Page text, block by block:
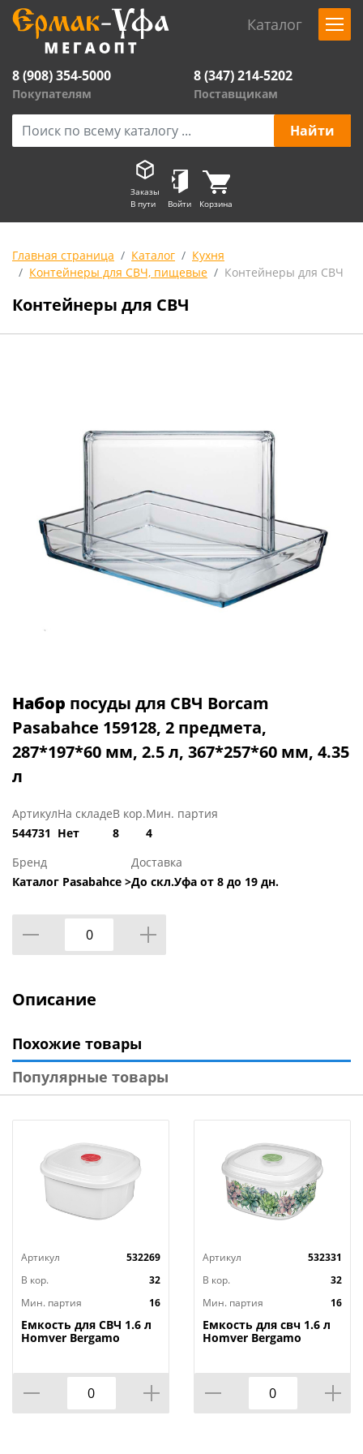
Каталог
8 (908) 354-5000
Покупателям
8 (347) 214-5202
Поставщикам
Заказы
В пути
Войти Корзина
Главная страница Каталог
Кухня
Контейнеры для СВЧ, пищевые
Контейнеры для СВЧ
Контейнеры для СВЧ
Набор посуды для СВЧ Borcam
Pasabahce 159128, 2 предмета,
287*197*60 мм, 2.5 л, 367*257*60 мм, 4.35
л
Артикул
544731
На складе
Нет
В кор.
8
Мин. партия
4
Бренд
Каталог Pasabahce >
Доставка
До скл.Уфа от 8 до 19 дн.
Описание
Похожие товары
Популярные товары
Артикул
532269
В кор.
32
Мин. партия
16
Емкость для СВЧ 1.6 л
Homver Bergamo
Артикул
532331
В кор.
32
Мин. партия
16
Емкость для свч 1.6 л
Homver Bergamo
бесцветная